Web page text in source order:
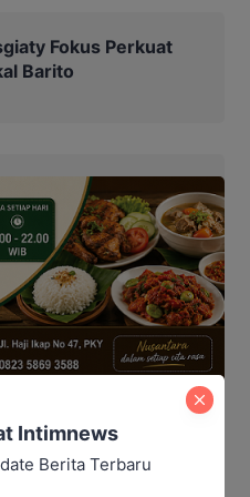
Fokus Perkuat
Barito
meriah dengan
Intimnews
Berita Terbaru